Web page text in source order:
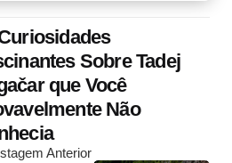
Sobre Tadej
que Você
Não
Anterior